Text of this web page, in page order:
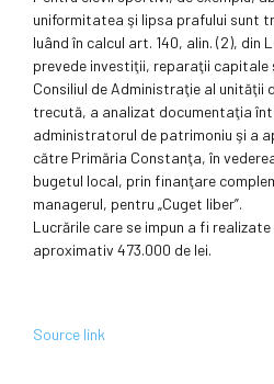
uniformitatea şi lipsa prafului sunt
luând în calcul art. 140, alin. (2), din
prevede investiţii, reparaţii capitale
Consiliul de Administraţie al unităţii
trecută, a analizat documentaţia
administratorul de patrimoniu şi a
către Primăria Constanţa, în
bugetul local, prin finanţare
managerul, pentru „Cuget liber”.
Lucrările care se impun a fi
aproximativ 473.000 de lei.
Source link